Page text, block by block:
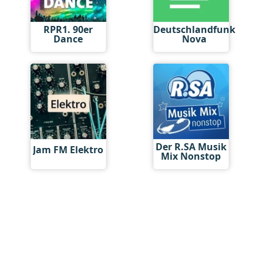
RPR1. 90er
Dance
Deutschlandfunk
Nova
Jam FM Elektro Der R.SA Musik
Mix Nonstop